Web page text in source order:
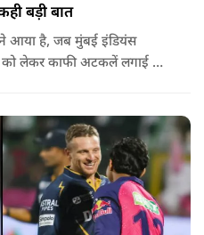
बड़ी बात
आया है, जब मुंबई इंडियंस
को लेकर काफी अटकलें लगाई जा